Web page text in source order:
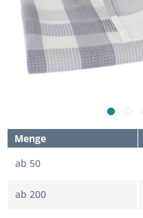
Menge
ab 50
ab 200